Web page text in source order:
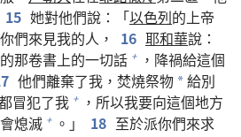
15 她對他們說：「以色列的上帝
們來見我的人， 16 耶和華說：
那卷書上的一切話 +
，降禍給這個
他們離棄了我，焚燒祭物 *給別
冒犯了我 +
，所以我要向這個地方
熄滅 + 。」 18 至於派你們來求